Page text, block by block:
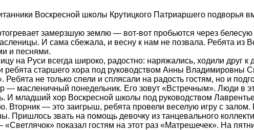
Воскресной школы Крутицкого Патриаршего подворья
замерзшую землю — вот-вот пробьются через
И сама сбежала, и весну к нам не позвала. Ребята
и песнями.
на Руси всегда широко, радостно: наряжались, ходили друг к
старшего хора под руководством Анны Владимировны
Ребята не только спели и сплясали на радость гостям, но и
— масленичный понедельник. Его зовут «Встречным». Люди в
И младший хор Воскресной школы под руководством
Вторник — это заигрыш, ребята провели веселую игру с
Пришлось звать на помощь девочку из танцевального
показал гостям на этот раз «Матрешечек». На